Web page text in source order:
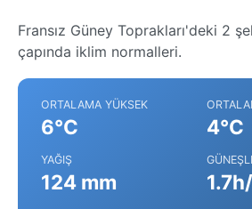
Fransız Güney Toprakları'deki 2
çapında iklim normalleri.
ORTALAMA YÜKSEK
6°C 4°C
YAĞIŞ
124 mm